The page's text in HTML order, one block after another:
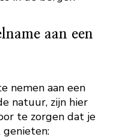
aan een
nemen aan een
natuur, zijn hier
te zorgen dat je